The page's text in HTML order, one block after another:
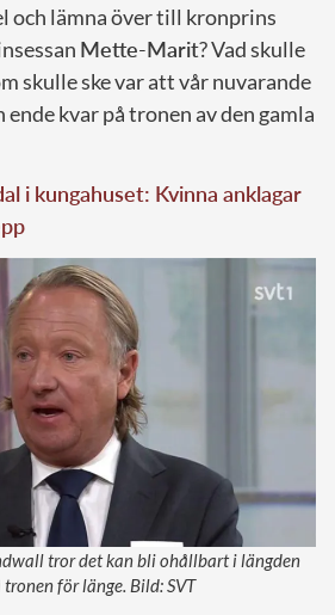
och lämna över till kronprins
Mette-Marit? Vad skulle
skulle ske var att vår nuvarande
ende kvar på tronen av den gamla
i kungahuset: Kvinna anklagar
tror det kan bli ohållbart i längden
för länge. Bild: SVT